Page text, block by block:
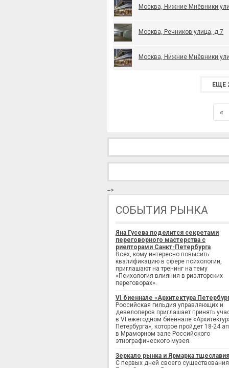
Москва, Нижние Мнёвники
Москва, Речников улица, д.7
Москва, Нижние Мнёвники
ЕЩЕ
«
-->
СОБЫТИЯ РЫНКА
Яна Гусева поделится секретами
переговорного мастерства с
риелторами Санкт-Петербурга
Всех, кому интересно повысить
квалификацию в сфере психологии,
приглашают на тренинг на тему
«Психология влияния в риэлторских
переговорах».
VI биеннале «Архитектура
Российская гильдия управляющих и
девелоперов приглашает принять
в VI ежегодном биеннале
Петербурга», которое пройдет 18-24
в Мраморном зале Российского
этнографического музея.
Зеркало рынка и Ярмарка тщеславия
С первых дней своего существования